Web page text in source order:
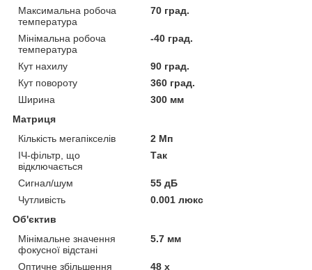
Максимальна робоча
температура
70 град.
Мінімальна робоча
температура
-40 град.
Кут нахилу
90 град.
Кут повороту
360 град.
Ширина
300 мм
Матриця
Кількість мегапікселів
2 Мп
ІЧ-фільтр, що
відключається
Так
Сигнал/шум
55 дБ
Чутливість
0.001 люкс
Об'єктив
Мінімальне значення
фокусної відстані
5.7 мм
Оптичне збільшення
48 х